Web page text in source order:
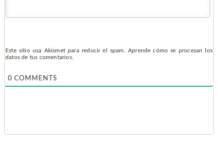
Este sitio usa Akismet para reducir el spam. Aprende cómo se procesan los
datos de tus comentarios.
0 COMMENTS